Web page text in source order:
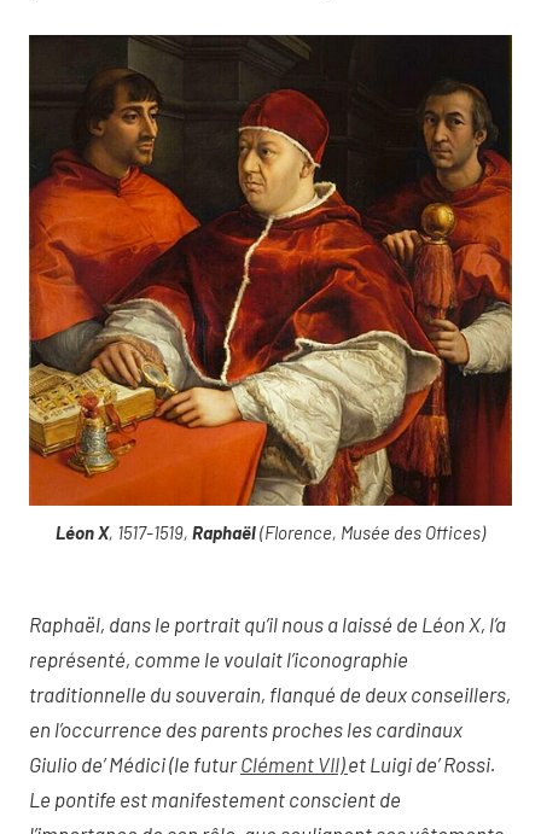
Léon X, 1517-1519, Raphaël(Florence, Musée des Offices)
Raphaël, dans le portrait qu’il nous a laissé de Léon X, l’a
représenté, comme le voulait l’iconographie
traditionnelle du souverain, flanqué de deux conseillers,
en l’occurrence des parents proches les cardinaux
Giulio de’ Médici (le futurClément VII)et Luigi de’ Rossi.
Le pontife est manifestement conscient de